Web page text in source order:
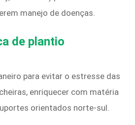
manejo de doenças.
de plantio
para evitar o estresse das
enriquecer com matéria
orientados norte-sul.